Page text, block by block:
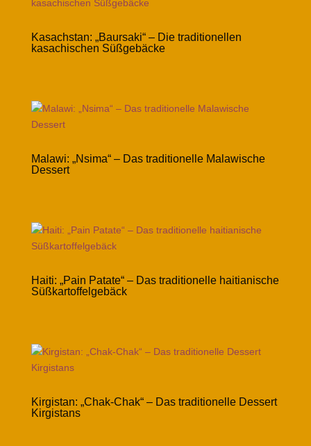
Kasachstan: „Baursaki“ – Die traditionellen
kasachischen Süßgebäcke
Malawi: „Nsima“ – Das traditionelle Malawische
Dessert
Haiti: „Pain Patate“ – Das traditionelle haitianische
Süßkartoffelgebäck
Kirgistan: „Chak-Chak“ – Das traditionelle Dessert
Kirgistans